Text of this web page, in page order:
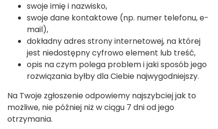
swoje imię i nazwisko,
swoje dane kontaktowe (np. numer telefonu, e-
mail),
dokładny adres strony internetowej, na której
jest niedostępny cyfrowo element lub treść,
opis na czym polega problem i jaki sposób jego
rozwiązania byłby dla Ciebie najwygodniejszy.
Na Twoje zgłoszenie odpowiemy najszybciej jak to
możliwe, nie później niż w ciągu 7 dni od jego
otrzymania.